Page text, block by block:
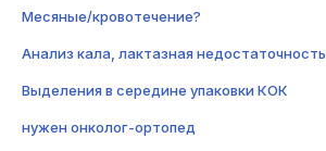
Месяные/кровотечение?
Анализ кала, лактазная недостаточность
Выделения в середине упаковки КОК
нужен онколог-ортопед